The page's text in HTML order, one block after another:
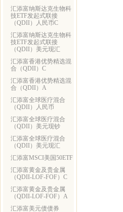
汇添富纳斯达克生物科
技ETF发起式联接
（QDII）人民币C
汇添富纳斯达克生物科
技ETF发起式联接
（QDII）美元现汇
汇添富香港优势精选混
合（QDII）C
汇添富香港优势精选混
合（QDII）A
汇添富全球医疗混合
（QDII）人民币
汇添富全球医疗混合
（QDII）美元现钞
汇添富全球医疗混合
（QDII）美元现汇
汇添富MSCI美国50ETF
汇添富黄金及贵金属
（QDII-LOF-FOF）C
汇添富黄金及贵金属
（QDII-LOF-FOF）A
汇添富美元债债券